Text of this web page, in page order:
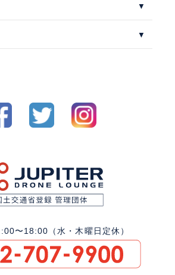
〜18:00（水・木曜日定休）